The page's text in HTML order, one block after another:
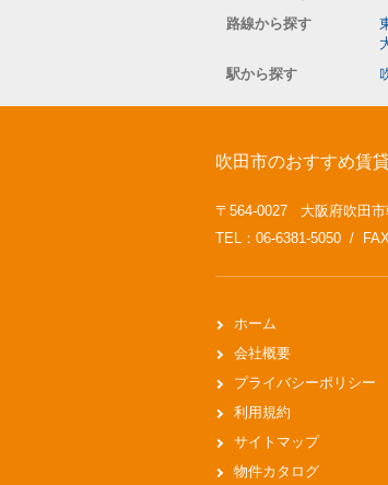
路線から探す
駅から探す
吹田市のおすすめ賃
〒564-0027 大阪府吹田市
TEL：06-6381-5050 /
ホーム
会社概要
プライバシーポリシー
利用規約
サイトマップ
物件カタログ